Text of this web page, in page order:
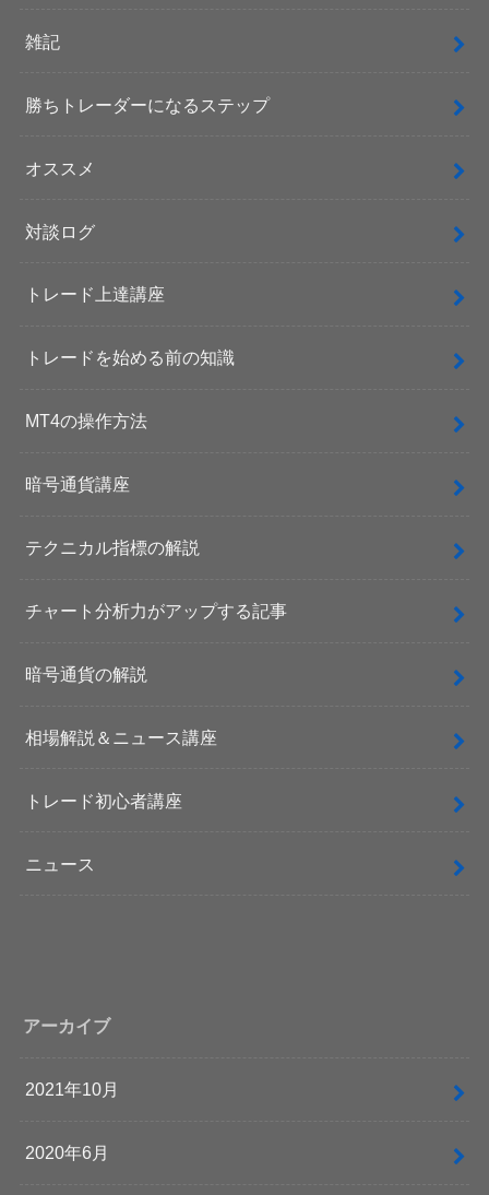
雑記
勝ちトレーダーになるステップ
オススメ
対談ログ
トレード上達講座
トレードを始める前の知識
MT4の操作方法
暗号通貨講座
テクニカル指標の解説
チャート分析力がアップする記事
暗号通貨の解説
相場解説＆ニュース講座
トレード初心者講座
ニュース
アーカイブ
2021年10月
2020年6月